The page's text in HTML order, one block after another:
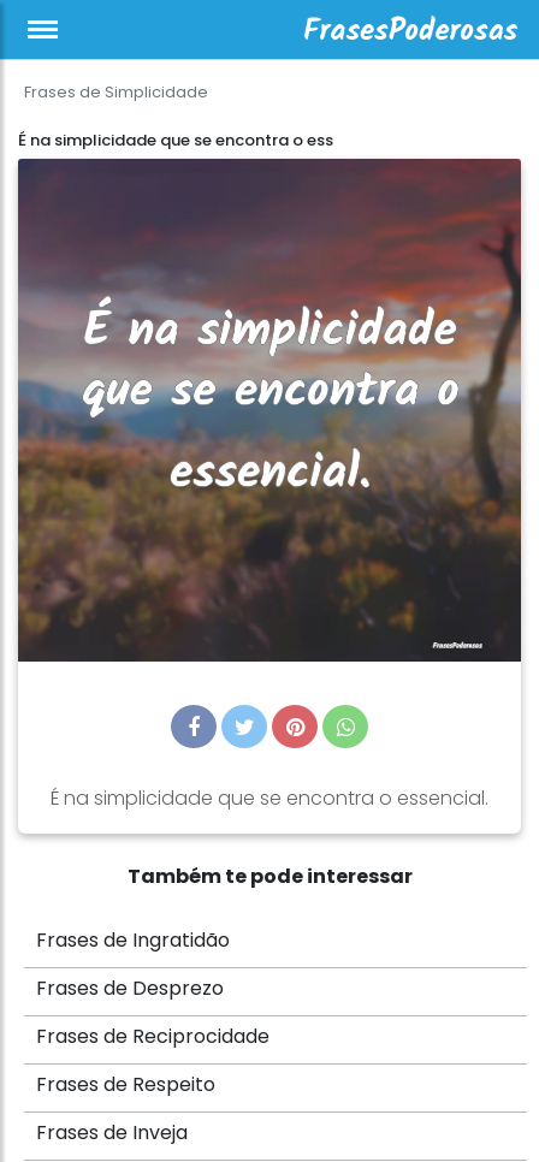
Frases de Simplicidade
É na simplicidade que se encontra o ess
É na simplicidade que se encontra o essencial.
Também te pode interessar
Frases de Ingratidão
Frases de Desprezo
Frases de Reciprocidade
Frases de Respeito
Frases de Inveja